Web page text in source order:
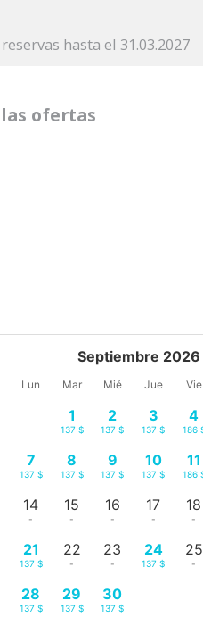
hasta el 31.03.2027
ofertas
Septiembre 2026
Lun Mar Mié Jue Vie
1
137 $
2
137 $
3
137 $
4
186
7
137 $
8
137 $
9
137 $
10
137 $
11
186
14
-
15
-
16
-
17
-
18
-
21
137 $
22
-
23
-
24
137 $
25
-
28
137 $
29
137 $
30
137 $